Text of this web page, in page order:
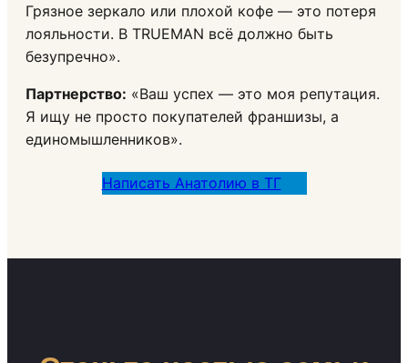
Грязное зеркало или плохой кофе — это потеря
лояльности. В TRUEMAN всё должно быть
безупречно».
Партнерство: «Ваш успех — это моя репутация.
Я ищу не просто покупателей франшизы, а
единомышленников».
Написать Анатолию в ТГ